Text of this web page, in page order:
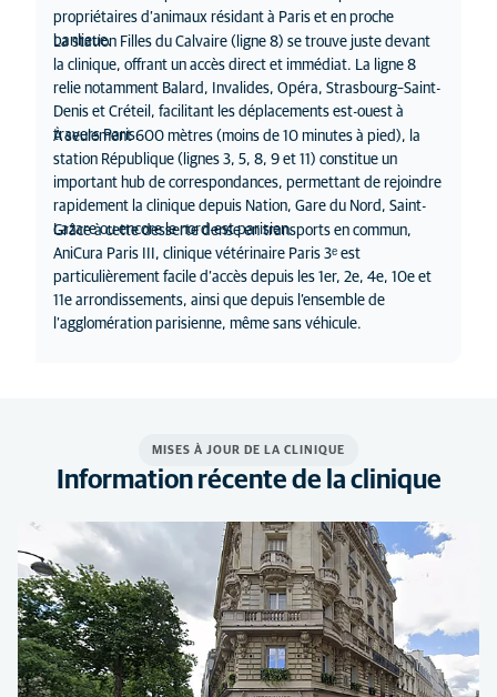
propriétaires d’animaux résidant à Paris et en proche
banlieue.
La station Filles du Calvaire (ligne 8) se trouve juste devant
la clinique, offrant un accès direct et immédiat. La ligne 8
relie notamment Balard, Invalides, Opéra, Strasbourg–Saint-
Denis et Créteil, facilitant les déplacements est-ouest à
travers Paris.
À seulement 600 mètres (moins de 10 minutes à pied), la
station République (lignes 3, 5, 8, 9 et 11) constitue un
important hub de correspondances, permettant de rejoindre
rapidement la clinique depuis Nation, Gare du Nord, Saint-
Lazare ou encore le nord-est parisien.
Grâce à cette desserte dense en transports en commun,
AniCura Paris III, clinique vétérinaire Paris 3ᵉ est
particulièrement facile d’accès depuis les 1er, 2e, 4e, 10e et
11e arrondissements, ainsi que depuis l’ensemble de
l’agglomération parisienne, même sans véhicule.
MISES À JOUR DE LA CLINIQUE
Information récente de la clinique